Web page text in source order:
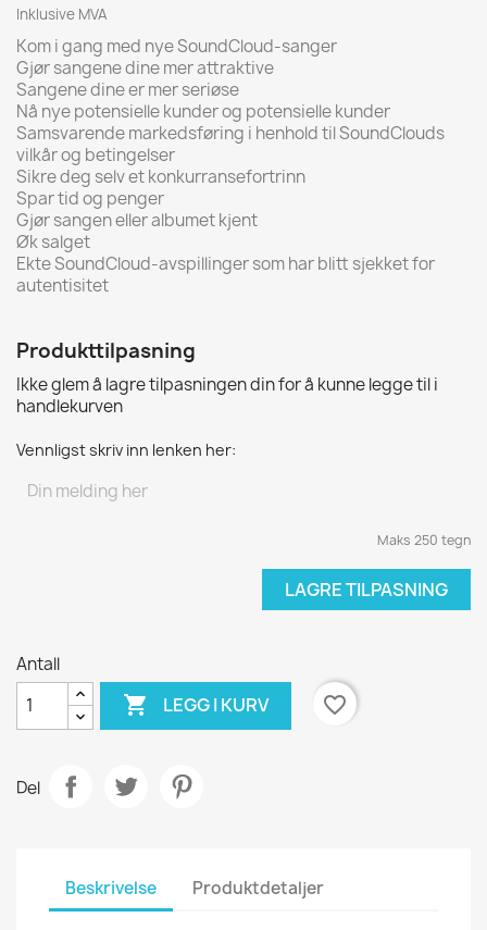
Inklusive MVA
Kom i gang med nye SoundCloud-sanger
Gjør sangene dine mer attraktive
Sangene dine er mer seriøse
Nå nye potensielle kunder og potensielle kunder
Samsvarende markedsføring i henhold til SoundClouds
vilkår og betingelser
Sikre deg selv et konkurransefortrinn
Spar tid og penger
Gjør sangen eller albumet kjent
Øk salget
Ekte SoundCloud-avspillinger som har blitt sjekket for
autentisitet
Produkttilpasning
Ikke glem å lagre tilpasningen din for å kunne legge til i
handlekurven
Vennligst skriv inn lenken her:
Maks 250 tegn
LAGRE TILPASNING
Antall
 LEGG I KURV favorite_border
Del
Beskrivelse Produktdetaljer